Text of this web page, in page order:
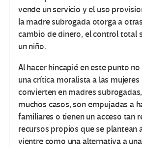
vende un servicio y el uso
la madre subrogada otorga a
cambio de dinero, el control total
un niño.
Al hacer hincapié en este punto
una crítica moralista a las mujeres
convierten en madres
muchos casos, son empujadas a
familiares o tienen un acceso tan
recursos propios que se plantean
vientre como una alternativa a